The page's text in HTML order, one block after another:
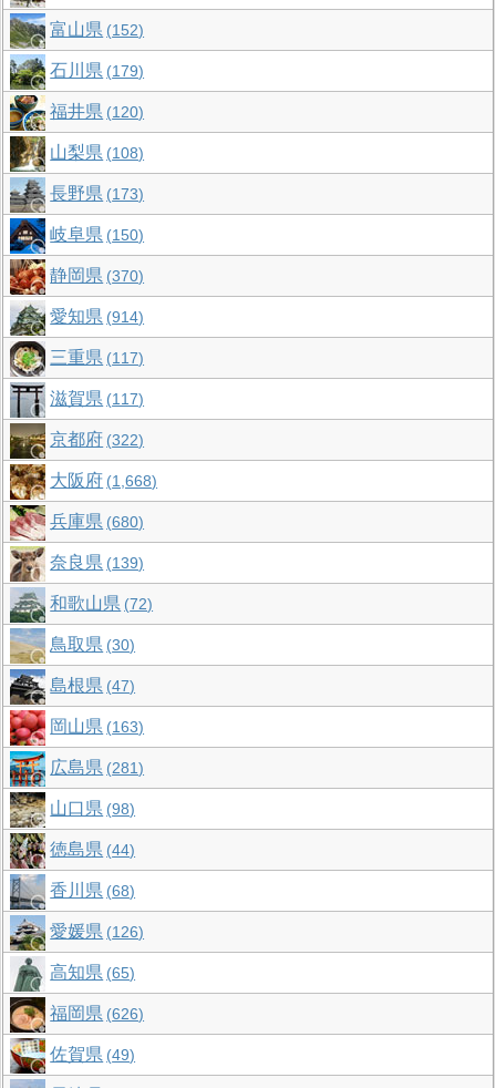
富山県 152
石川県 179
福井県 120
山梨県 108
長野県 173
岐阜県 150
静岡県 370
愛知県 914
三重県 117
滋賀県 117
京都府 322
大阪府 1,668
兵庫県 680
奈良県 139
和歌山県 72
鳥取県 30
島根県 47
岡山県 163
広島県 281
山口県 98
徳島県 44
香川県 68
愛媛県 126
高知県 65
福岡県 626
佐賀県 49